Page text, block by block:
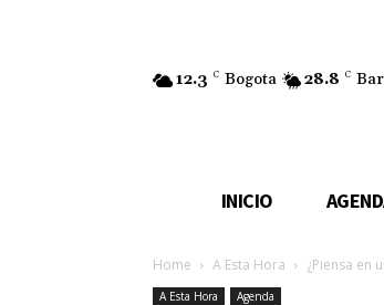
12.3 C Bogota 28.8 C
INICIO
Home A Esta Hora ¿Piensa en
A Esta Hora Agenda